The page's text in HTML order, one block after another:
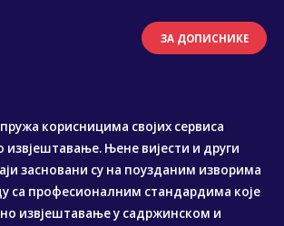
ЗА ДОПИСНИКЕ
корисницима својих сервиса
извјештавање. Њене вијести и други
засновани су на поузданим изворима
са професионалним стандардима које
извјештавање у садржинском и